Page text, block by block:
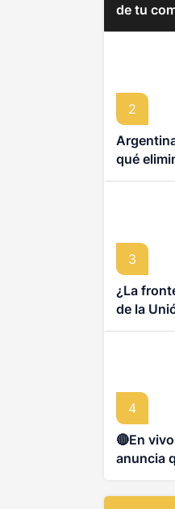
de tu
2
qué
privada
3
¿La
de la
4
🔴En
anuncia